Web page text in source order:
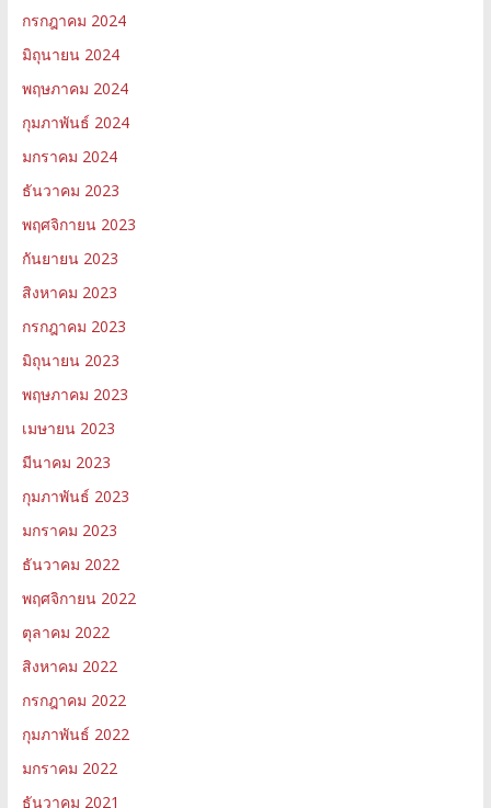
กรกฎาคม 2024
มิถุนายน 2024
พฤษภาคม 2024
กุมภาพันธ์ 2024
มกราคม 2024
ธันวาคม 2023
พฤศจิกายน 2023
กันยายน 2023
สิงหาคม 2023
กรกฎาคม 2023
มิถุนายน 2023
พฤษภาคม 2023
เมษายน 2023
มีนาคม 2023
กุมภาพันธ์ 2023
มกราคม 2023
ธันวาคม 2022
พฤศจิกายน 2022
ตุลาคม 2022
สิงหาคม 2022
กรกฎาคม 2022
กุมภาพันธ์ 2022
มกราคม 2022
ธันวาคม 2021